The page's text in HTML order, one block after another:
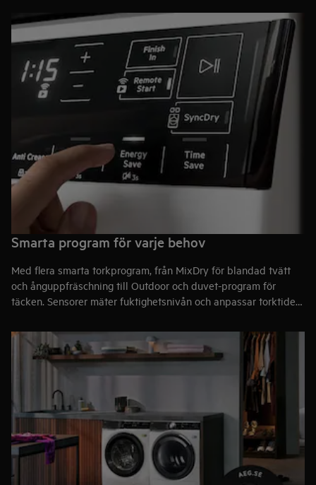
som gör att det håller längre.
Smarta program för varje behov
Med flera smarta torkprogram, från MixDry för blandad tvätt
och ånguppfräschning till Outdoor och duvet-program för
täcken. Sensorer mäter fuktighetsnivån och anpassar torktiden
både tid och energi.